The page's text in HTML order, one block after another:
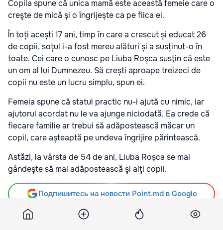
Copila spune că unica mamă este această femeie care o
creşte de mică şi o îngrijește ca pe fiica ei.
În toți acești 17 ani, timp în care a crescut și educat 26
de copii, soțul i-a fost mereu alături și a susținut-o în
toate. Cei care o cunosc pe Liuba Roşca susţin că este
un om al lui Dumnezeu. Să crești aproape treizeci de
copii nu este un lucru simplu, spun ei.
Femeia spune că statul practic nu-i ajută cu nimic, iar
ajutorul acordat nu le va ajunge niciodată. Ea crede că
fiecare familie ar trebui să adăpostească măcar un
copil, care aşteaptă pe undeva îngrijire părintească.
Astăzi, la vârsta de 54 de ani, Liuba Roșca se mai
gândeşte să mai adăpostească şi alţi copii.
Подпишитесь на новости Point.md в Google